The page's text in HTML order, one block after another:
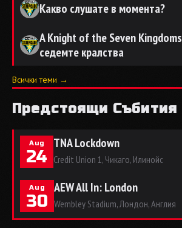
Какво слушате в момента?
A Knight of the Seven
седемте кралства
Всички теми →
Предстоящи Събития
Aug
24
TNA Lockdown
Credit Union 1, Чикаго, Илинойс
Aug
30
AEW All In: London
Wembley Stadium, Лондон, Англия